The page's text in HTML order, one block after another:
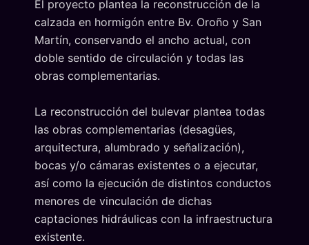
El proyecto plantea la reconstrucción de la
calzada en hormigón entre Bv. Oroño y San
Martín, conservando el ancho actual, con
doble sentido de circulación y todas las
obras complementarias.
La reconstrucción del bulevar plantea todas
las obras complementarias (desagües,
arquitectura, alumbrado y señalización),
bocas y/o cámaras existentes o a ejecutar,
así como la ejecución de distintos conductos
menores de vinculación de dichas
captaciones hidráulicas con la infraestructura
existente.